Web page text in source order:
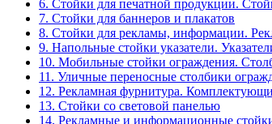
6. Стойки для печатной продукции.
7. Стойки для баннеров и плакатов
8. Стойки для рекламы, информации.
9. Напольные стойки указатели.
10. Мобильные стойки ограждения.
11. Уличные переносные столбики
12. Рекламная фурнитура.
13. Стойки со световой панелью
14. Рекламные и информационные